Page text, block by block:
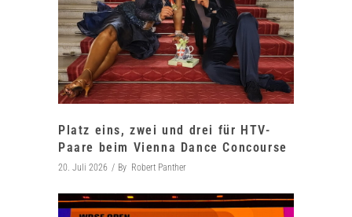
Platz eins, zwei und drei für HTV-
Paare beim Vienna Dance Concourse
20. Juli 2026 By Robert Panther